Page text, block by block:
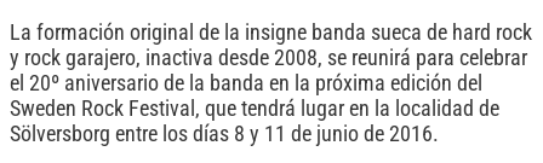
La formación original de la insigne banda sueca de hard rock
y rock garajero, inactiva desde 2008, se reunirá para celebrar
el 20º aniversario de la banda en la próxima edición del
Sweden Rock Festival, que tendrá lugar en la localidad de
Sölversborg entre los días 8 y 11 de junio de 2016.